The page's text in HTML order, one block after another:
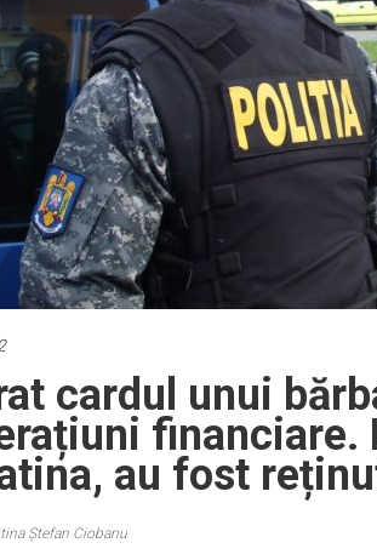
cardul unui
financiare.
au fost
Ștefan Ciobanu